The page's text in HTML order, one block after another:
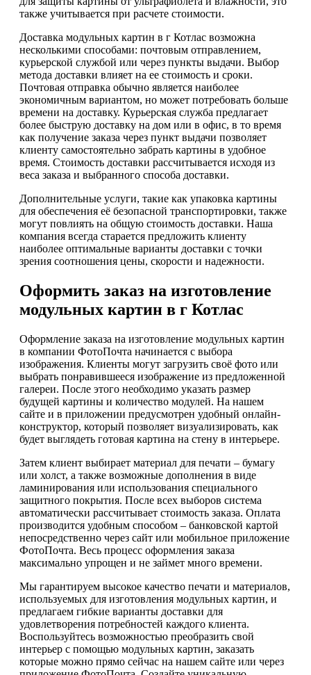
также учитывается при расчете стоимости.
Доставка модульных картин в г Котлас возможна
несколькими способами: почтовым отправлением,
курьерской службой или через пункты выдачи. Выбор
метода доставки влияет на ее стоимость и сроки.
Почтовая отправка обычно является наиболее
экономичным вариантом, но может потребовать больше
времени на доставку. Курьерская служба предлагает
более быструю доставку на дом или в офис, в то время
как получение заказа через пункт выдачи позволяет
клиенту самостоятельно забрать картины в удобное
время. Стоимость доставки рассчитывается исходя из
веса заказа и выбранного способа доставки.
Дополнительные услуги, такие как упаковка картины
для обеспечения её безопасной транспортировки, также
могут повлиять на общую стоимость доставки. Наша
компания всегда старается предложить клиенту
наиболее оптимальные варианты доставки с точки
зрения соотношения цены, скорости и надежности.
Оформить заказ на изготовление
модульных картин в г Котлас
Оформление заказа на изготовление модульных картин
в компании ФотоПочта начинается с выбора
изображения. Клиенты могут загрузить своё фото или
выбрать понравившееся изображение из предложенной
галереи. После этого необходимо указать размер
будущей картины и количество модулей. На нашем
сайте и в приложении предусмотрен удобный онлайн-
конструктор, который позволяет визуализировать, как
будет выглядеть готовая картина на стену в интерьере.
Затем клиент выбирает материал для печати – бумагу
или холст, а также возможные дополнения в виде
ламинирования или использования специального
защитного покрытия. После всех выборов система
автоматически рассчитывает стоимость заказа. Оплата
производится удобным способом – банковской картой
непосредственно через сайт или мобильное приложение
ФотоПочта. Весь процесс оформления заказа
максимально упрощен и не займет много времени.
Мы гарантируем высокое качество печати и материалов,
используемых для изготовления модульных картин, и
предлагаем гибкие варианты доставки для
удовлетворения потребностей каждого клиента.
Воспользуйтесь возможностью преобразить свой
интерьер с помощью модульных картин, заказать
которые можно прямо сейчас на нашем сайте или через